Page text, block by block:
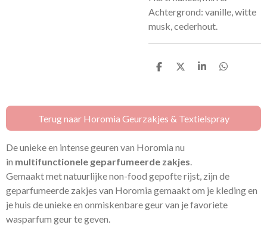
Achtergrond: vanille, witte
musk, cederhout.
D
n
D
S
e
D
n
Terug naar Horomia Geurzakjes & Textielspray
De unieke en intense geuren van Horomia nu
in multifunctionele geparfumeerde zakjes.
Gemaakt met natuurlijke non-food gepofte rijst, zijn de
geparfumeerde zakjes van Horomia gemaakt om je kleding en
je huis de unieke en onmiskenbare geur van je favoriete
wasparfum geur te geven.